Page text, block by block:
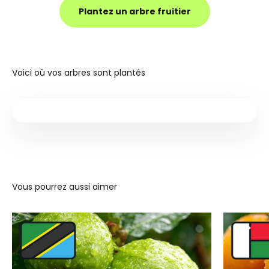
Plantez un arbre fruitier
Voici où vos arbres sont plantés